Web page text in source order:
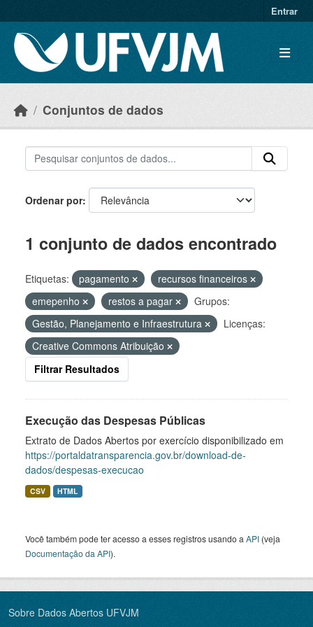
Entrar
Conjuntos de dados
Ordenar por
1 conjunto de dados encontrado
Etiquetas: pagamento
recursos financeiros
emepenho
restos a pagar
Grupos:
Gestão, Planejamento e Infraestrutura
Licenças:
Creative Commons Atribuição
Filtrar Resultados
Execução das Despesas Públicas
Extrato de Dados Abertos por exercício disponibilizado em
https://portaldatransparencia.gov.br/download-de-
dados/despesas-execucao
CSV HTML
Você também pode ter acesso a esses registros usando a API (veja
Documentação da API).
Sobre Dados Abertos UFVJM